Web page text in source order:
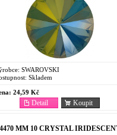
SWAROVSKI
Skladem
24,59 Kč
Koupit
Detail
4470 MM 10 CRYSTAL